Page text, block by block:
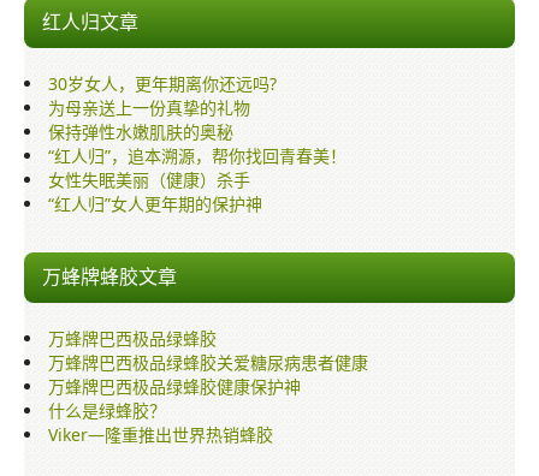
网上订购
销售网络
多媒体讲座与介绍
保健知识
红人归文章
30岁女人，更年期离你还远吗?
为母亲送上一份真挚的礼物
保持弹性水嫩肌肤的奥秘
“红人归”，追本溯源，帮你找回青春美！
女性失眠美丽（健康）杀手
“红人归”女人更年期的保护神
万蜂牌蜂胶文章
万蜂牌巴西极品绿蜂胶
万蜂牌巴西极品绿蜂胶关爱糖尿病患者健康
万蜂牌巴西极品绿蜂胶健康保护神
什么是绿蜂胶？
Viker—隆重推出世界热销蜂胶